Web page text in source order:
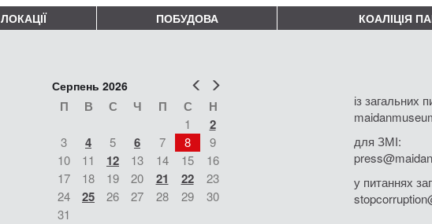
ЛОКАЦІЇ ПОБУДОВА КОАЛІЦІЯ
Попер
Серпень 2026
П В С Ч П С Н
1 2
3 4 5 6 7 8
9
10
11 12 13 14 15
16
17
18 19 20 21 22
23
24
25 26 27 28 29
30
31
із загальних
для ЗМІ:
у питаннях